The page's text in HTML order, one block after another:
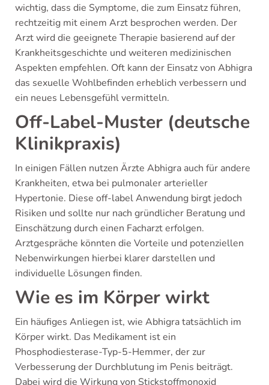
wichtig, dass die Symptome, die zum Einsatz führen,
rechtzeitig mit einem Arzt besprochen werden. Der
Arzt wird die geeignete Therapie basierend auf der
Krankheitsgeschichte und weiteren medizinischen
Aspekten empfehlen. Oft kann der Einsatz von Abhigra
das sexuelle Wohlbefinden erheblich verbessern und
ein neues Lebensgefühl vermitteln.
Off-Label-Muster (deutsche
Klinikpraxis)
In einigen Fällen nutzen Ärzte Abhigra auch für andere
Krankheiten, etwa bei pulmonaler arterieller
Hypertonie. Diese off-label Anwendung birgt jedoch
Risiken und sollte nur nach gründlicher Beratung und
Einschätzung durch einen Facharzt erfolgen.
Arztgespräche könnten die Vorteile und potenziellen
Nebenwirkungen hierbei klarer darstellen und
individuelle Lösungen finden.
Wie es im Körper wirkt
Ein häufiges Anliegen ist, wie Abhigra tatsächlich im
Körper wirkt. Das Medikament ist ein
Phosphodiesterase-Typ-5-Hemmer, der zur
Verbesserung der Durchblutung im Penis beiträgt.
Dabei wird die Wirkung von Stickstoffmonoxid